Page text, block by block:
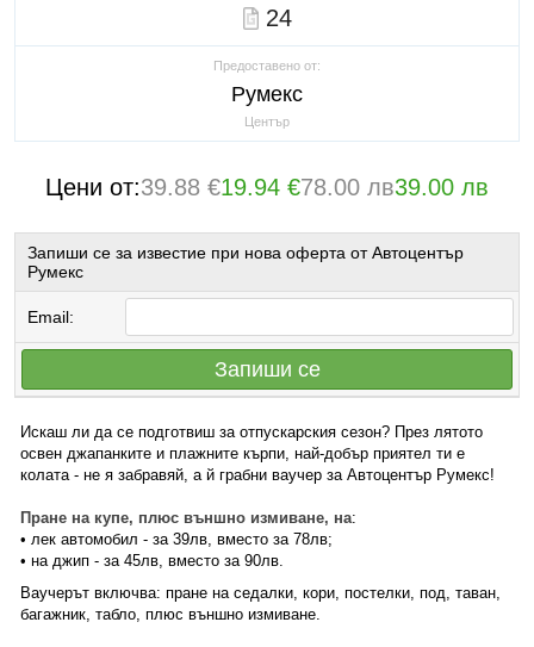
24
Предоставено от:
Румекс
Център
Цени от:39.88 €19.94 €78.00 лв39.00 лв
Запиши се за известие при нова оферта от Автоцентър
Румекс
Email:
Запиши се
Искаш ли да се подготвиш за отпускарския сезон? През лятото
освен джапанките и плажните кърпи, най-добър приятел ти е
колата - не я забравяй, а й грабни ваучер за Автоцентър Румекс!
Пране на купе, плюс външно измиване, на:
• лек автомобил - за 39лв, вместо за 78лв;
• на джип - за 45лв, вместо за 90лв.
Ваучерът включва: пране на седалки, кори, постелки, под, таван,
багажник, табло, плюс външно измиване.